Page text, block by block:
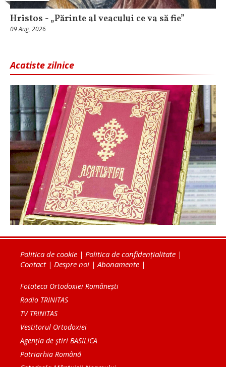
Hristos - „Părinte al veacului ce va să fie”
09 Aug, 2026
Acatiste zilnice
Politica de cookie | Politica de confidențialitate |
Contact| Despre noi | Abonamente |
Fototeca Ortodoxiei Românești
Radio TRINITAS
TV TRINITAS
Vestitorul Ortodoxiei
Agenţia de ştiri BASILICA
Patriarhia Română